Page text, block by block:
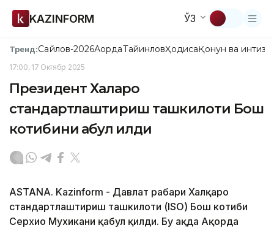
KAZINFORM ЎЗ
Тренд:Сайлов-2026АқордаТайинловҲодисаҚонун ва
17:00, 17 Октябр 2025
Президент Халқаро
стандартлаштириш ташкилоти Бош
котибини қабул қилди
ASTANA. Kazinform - Давлат раҳбари Халқаро
стандартлаштириш ташкилоти (ISO) Бош котиби
Серхио Мухикани қабул қилди. Бу ҳақда Ақорда